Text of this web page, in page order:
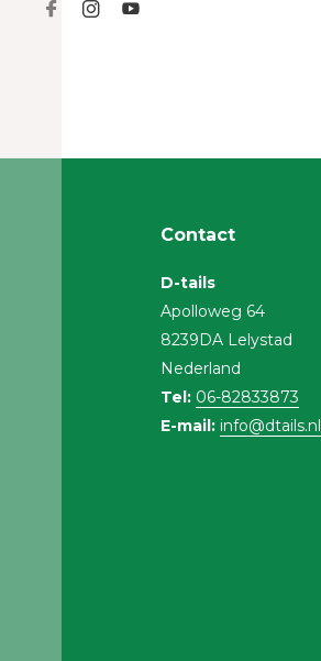
Contact
D-tails
Apolloweg 64
8239DA Lelystad
Nederland
Tel: 06-82833873
E-mail: info@dtails.nl